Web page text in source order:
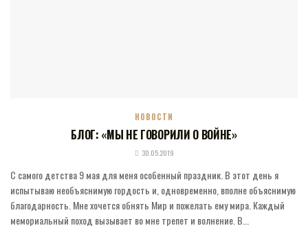
НОВОСТИ
БЛОГ: «МЫ НЕ ГОВОРИЛИ О ВОЙНЕ»
30.05.2019
С самого детства 9 мая для меня особенный праздник. В этот день я
испытываю необъяснимую гордость и, одновременно, вполне объяснимую
благодарность. Мне хочется обнять Мир и пожелать ему мира. Каждый
мемориальный поход вызывает во мне трепет и волнение. В...